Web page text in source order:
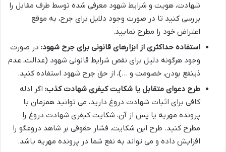
شهادت، هویت و شرایط شهود معرفی شده توسط طرف مقابل را
بررسی کنید تا در صورت وجود دلایل برای جرح، به موقع
اعتراض خود را مطرح نمایید.
استفاده حداکثری از ابزارهای قانونی برای جرح شهود: در صورت
وجود هرگونه دلیل برای نقص شرایط قانونی شهود (عدالت، عدم
ذینفع بودن، خصومت و …)، از حق جرح شهود استفاده کنید.
طرح دعوای متقابل یا شکایت کیفری شهادت کذب: اگر ادله
کافی برای اثبات شهادت دروغ دارید، می توانید همزمان با
پرونده مهریه یا پس از آن، شکایت کیفری شهادت دروغ را
مطرح کنید. طرح این شکایت، فشار حقوقی بر شاهد دروغگو را
افزایش داده و می تواند به نفع شما در پرونده مهریه باشد.